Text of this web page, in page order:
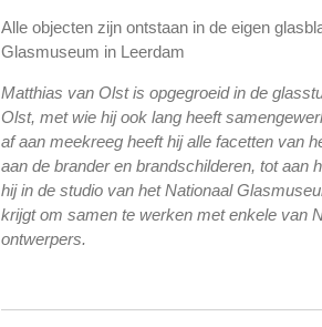
Alle objecten zijn ontstaan in de eigen
Glasmuseum in Leerdam
Matthias van Olst is opgegroeid in de
Olst, met wie hij ook lang heeft
af aan meekreeg heeft hij alle facetten van
aan de brander en brandschilderen, tot aan
hij in de studio van het Nationaal
krijgt om samen te werken met enkele van
ontwerpers.